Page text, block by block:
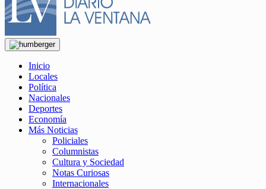
Inicio
Locales
Política
Nacionales
Deportes
Economía
Más Noticias
Policiales
Columnistas
Cultura y Sociedad
Notas Curiosas
Internacionales